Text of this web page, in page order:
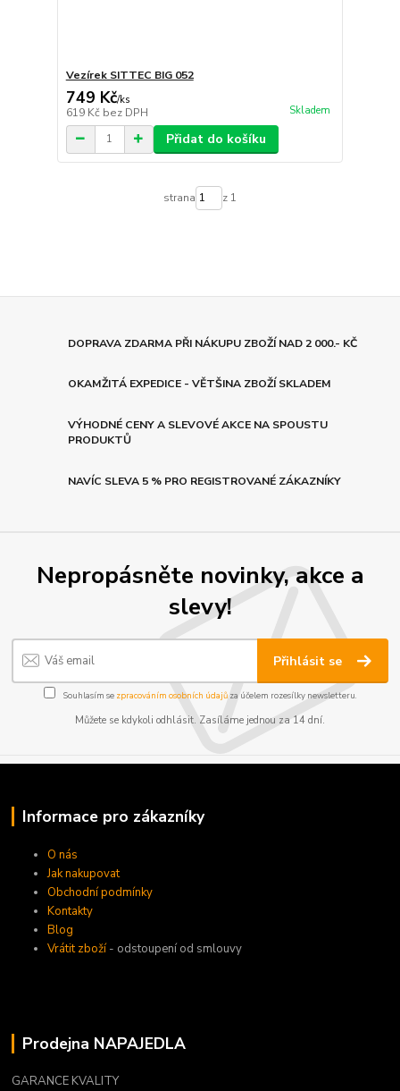
Vezírek SITTEC BIG 052
749 Kč/ks
619 Kč bez DPH Skladem
Přidat do košíku
strana z 1
DOPRAVA ZDARMA PŘI NÁKUPU ZBOŽÍ NAD 2 000.- KČ
OKAMŽITÁ EXPEDICE - VĚTŠINA ZBOŽÍ SKLADEM
VÝHODNÉ CENY A SLEVOVÉ AKCE NA SPOUSTU
PRODUKTŮ
NAVÍC SLEVA 5 % PRO REGISTROVANÉ ZÁKAZNÍKY
Nepropásněte novinky, akce a
slevy!
Přihlásit se
Souhlasím se zpracováním osobních údajůza účelem rozesílky newsletteru.
Můžete se kdykoli odhlásit. Zasíláme jednou za 14 dní.
Informace pro zákazníky
O nás
Jak nakupovat
Obchodní podmínky
Kontakty
Blog
Vrátit zboží- odstoupení od smlouvy
Prodejna NAPAJEDLA
GARANCE KVALITY